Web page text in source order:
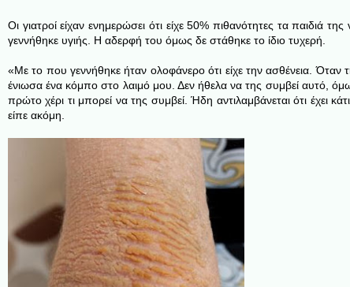
Οι γιατροί είχαν ενημερώσει ότι είχε 50% πιθανότητες τα
γεννήθηκε υγιής. Η αδερφή του όμως δε στάθηκε το ίδιο τυχερή.
«Με το που γεννήθηκε ήταν ολοφάνερο ότι είχε την ασθένεια.
ένιωσα ένα κόμπο στο λαιμό μου. Δεν ήθελα να της συμβεί αυτό,
πρώτο χέρι τι μπορεί να της συμβεί. Ήδη αντιλαμβάνεται ότι έχει
είπε ακόμη.